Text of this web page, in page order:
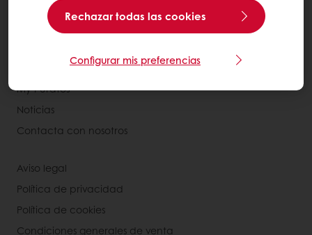
Rechazar todas las cookies
Configurar mis preferencias
Consumer Insights
Base de conocimientos
Acerca de Puratos
My Puratos
Noticias
Contacta con nosotros
Aviso legal
Política de privacidad
Política de cookies
Condiciones generales de venta